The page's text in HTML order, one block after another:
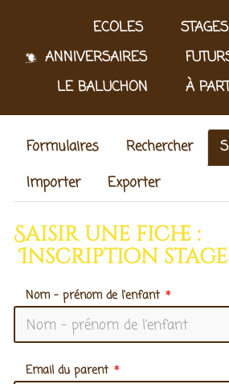
Aller au contenu principal
ECOLES
STAGES
ANNIVERSAIRES
LE BALUCHON
À
Formulaires Rechercher
Importer
Exporter
Saisir une fiche :
Inscription stage
Nom - prénom de l'enfant
Email du parent